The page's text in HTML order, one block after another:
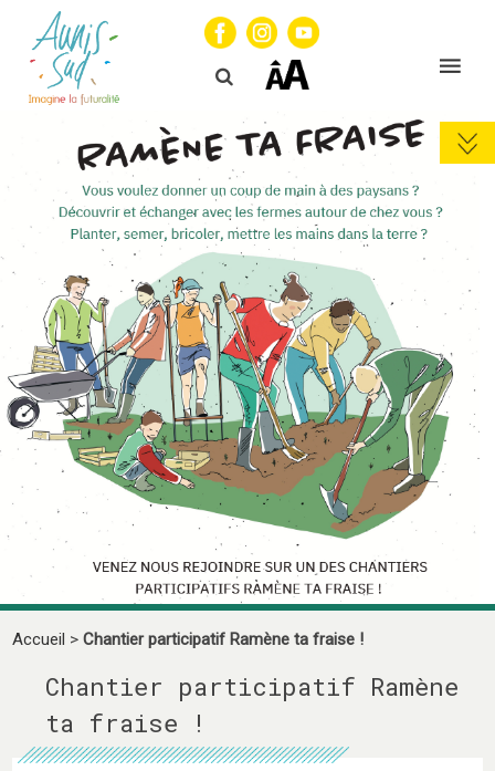
Accueil >Chantier participatif Ramène ta fraise !
Chantier participatif Ramène
ta fraise !